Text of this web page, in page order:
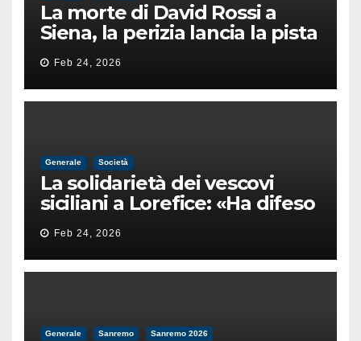
La morte di David Rossi a
Siena, la perizia lancia la pista
di un’intimidazione finita
male
Feb 24, 2026
Generale Società
La solidarietà dei vescovi
siciliani a Lorefice: «Ha difeso
il valore e la dignità
dell’umanità»
Feb 24, 2026
Generale Sanremo Sanremo 2026